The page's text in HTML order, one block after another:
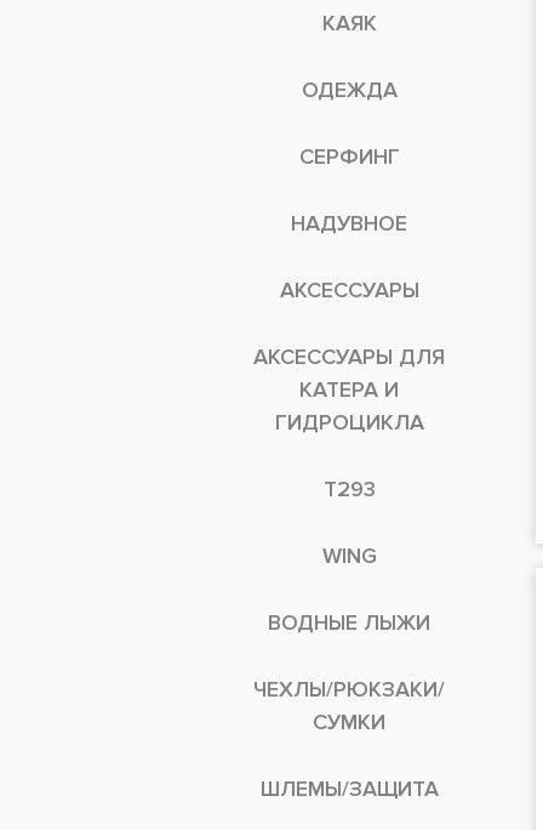
КАЯК
ОДЕЖДА
СЕРФИНГ
НАДУВНОЕ
АКСЕССУАРЫ
АКСЕССУАРЫ ДЛЯ
КАТЕРА И
ГИДРОЦИКЛА
T293
WING
ВОДНЫЕ ЛЫЖИ
ЧЕХЛЫ/РЮКЗАКИ/
СУМКИ
ШЛЕМЫ/ЗАЩИТА